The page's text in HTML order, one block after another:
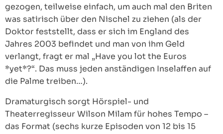
gezogen, teilweise einfach, um auch mal den Briten
was satirisch über den Nischel zu ziehen (als der
Doktor feststellt, dass er sich im England des
Jahres 2003 befindet und man von ihm Geld
verlangt, fragt er mal „Have you lot the Euros
*yet*?“. Das muss jeden anständigen Inselaffen auf
die Palme treiben…).
Dramaturgisch sorgt Hörspiel- und
Theaterregisseur Wilson Milam für hohes Tempo –
das Format (sechs kurze Episoden von 12 bis 15